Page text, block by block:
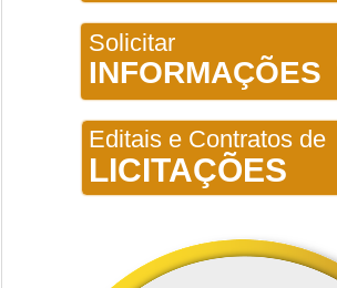
Solicitar
INFORMAÇÕES
Editais e Contratos de
LICITAÇÕES